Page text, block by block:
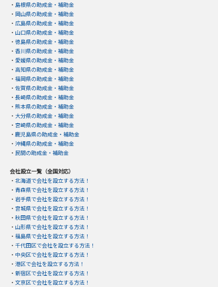
・ 島根県の助成金・補助金
・ 岡山県の助成金・補助金
・ 広島県の助成金・補助金
・ 山口県の助成金・補助金
・ 徳島県の助成金・補助金
・ 香川県の助成金・補助金
・ 愛媛県の助成金・補助金
・ 高知県の助成金・補助金
・ 福岡県の助成金・補助金
・ 佐賀県の助成金・補助金
・ 長崎県の助成金・補助金
・ 熊本県の助成金・補助金
・ 大分県の助成金・補助金
・ 宮崎県の助成金・補助金
・ 鹿児島県の助成金・補助金
・ 沖縄県の助成金・補助金
・ 民間の助成金・補助金
会社設立一覧（全国対応）
・ 北海道で会社を設立する方法！
・ 青森県で会社を設立する方法！
・ 岩手県で会社を設立する方法！
・ 宮城県で会社を設立する方法！
・ 秋田県で会社を設立する方法！
・ 山形県で会社を設立する方法！
・ 福島県で会社を設立する方法！
・ 千代田区で会社を設立する方法！
・ 中央区で会社を設立する方法！
・ 港区で会社を設立する方法！
・ 新宿区で会社を設立する方法！
・ 文京区で会社を設立する方法！